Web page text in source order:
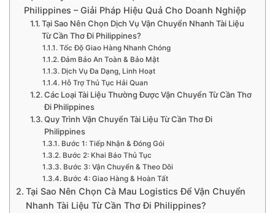
Philippines – Giải Pháp Hiệu Quả Cho Doanh Nghiệp
Tại Sao Nên Chọn Dịch Vụ Vận Chuyển Nhanh Tài Liệu
Từ Cần Thơ Đi Philippines?
Tốc Độ Giao Hàng Nhanh Chóng
Đảm Bảo An Toàn & Bảo Mật
Dịch Vụ Đa Dạng, Linh Hoạt
Hỗ Trợ Thủ Tục Hải Quan
Các Loại Tài Liệu Thường Được Vận Chuyển Từ Cần Thơ
Đi Philippines
Quy Trình Vận Chuyển Tài Liệu Từ Cần Thơ Đi
Philippines
Bước 1: Tiếp Nhận & Đóng Gói
Bước 2: Khai Báo Thủ Tục
Bước 3: Vận Chuyển & Theo Dõi
Bước 4: Giao Hàng & Hoàn Tất
Tại Sao Nên Chọn Cà Mau Logistics Để Vận Chuyển
Nhanh Tài Liệu Từ Cần Thơ Đi Philippines?